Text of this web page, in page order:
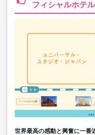
フィシャルホテル
世界最高の感動と興奮に⼀番